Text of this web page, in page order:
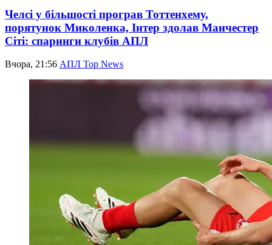
Челсі у більшості програв Тоттенхему,
порятунок Миколенка, Інтер здолав Манчестер
Сіті: спаринги клубів АПЛ
Вчора, 21:56 АПЛ Top News